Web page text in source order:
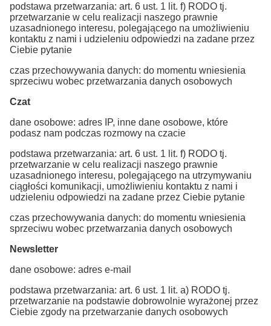
podstawa przetwarzania: art. 6 ust. 1 lit. f) RODO tj.
przetwarzanie w celu realizacji naszego prawnie
uzasadnionego interesu, polegającego na umożliwieniu
kontaktu z nami i udzieleniu odpowiedzi na zadane przez
Ciebie pytanie
czas przechowywania danych: do momentu wniesienia
sprzeciwu wobec przetwarzania danych osobowych
Czat
dane osobowe: adres IP, inne dane osobowe, które
podasz nam podczas rozmowy na czacie
podstawa przetwarzania: art. 6 ust. 1 lit. f) RODO tj.
przetwarzanie w celu realizacji naszego prawnie
uzasadnionego interesu, polegającego na utrzymywaniu
ciągłości komunikacji, umożliwieniu kontaktu z nami i
udzieleniu odpowiedzi na zadane przez Ciebie pytanie
czas przechowywania danych: do momentu wniesienia
sprzeciwu wobec przetwarzania danych osobowych
Newsletter
dane osobowe: adres e-mail
podstawa przetwarzania: art. 6 ust. 1 lit. a) RODO tj.
przetwarzanie na podstawie dobrowolnie wyrażonej przez
Ciebie zgody na przetwarzanie danych osobowych